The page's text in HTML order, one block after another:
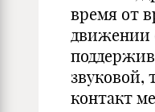
время от
движении
звуковой,
контакт